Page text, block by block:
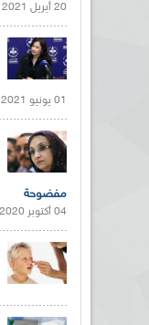
20 أبريل 2021 |
01 يونيو 2021 |
مفضوحة
04 أكتوبر 2020 |